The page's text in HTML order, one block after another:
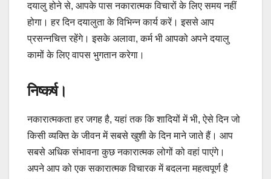
दयालु होने से, आपके पास नकारात्मक विचारों के लिए समय नहीं
होगा। हर दिन दयालुता के विभिन्न कार्य करें। इससे आप
प्रसन्नचित्त रहेंगे। इसके अलावा, कर्म भी आपको अपने दयालु
कामों के लिए वापस भुगतान करेगा।
निष्कर्ष।
नकारात्मकता हर जगह है, यहां तक ​​कि शादियों में भी, ऐसे दिन जो
किसी व्यक्ति के जीवन में सबसे खुशी के दिन माने जाते हैं। आप
सबसे अधिक संभावना कुछ नकारात्मक लोगों को वहां पाएंगे।
अपने आप को एक सकारात्मक विचारक में बदलना महत्वपूर्ण है